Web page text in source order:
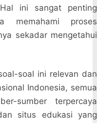
ini sangat penting
memahami proses
sekadar mengetahui
soal ini relevan dan
Indonesia, semua
sumber terpercaya
situs edukasi yang